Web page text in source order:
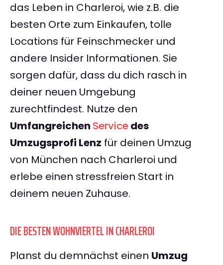
das Leben in Charleroi, wie z.B. die
besten Orte zum Einkaufen, tolle
Locations für Feinschmecker und
andere Insider Informationen. Sie
sorgen dafür, dass du dich rasch in
deiner neuen Umgebung
zurechtfindest. Nutze den
Umfangreichen Servicedes
Umzugsprofi Lenz für deinen Umzug
von München nach Charleroi und
erlebe einen stressfreien Start in
deinem neuen Zuhause.
DIE BESTEN WOHNVIERTEL IN CHARLEROI
Planst du demnächst einen Umzug